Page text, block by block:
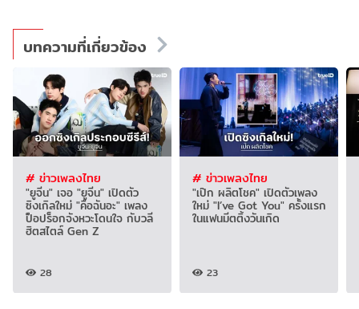
บทความที่เกี่ยวข้อง
# ข่าวเพลงไทย
"ยูจีน" เจอ "ยูจีน" เปิดตัว
ซิงเกิลใหม่ "คือฉันอะ" เพลง
ป็อปร็อกจังหวะโดนใจ กับวลี
ฮิตสไตล์ Gen Z
28
# ข่าวเพลงไทย
"เป๊ก ผลิตโชค" เปิดตัวเพลง
ใหม่ "I’ve Got You" ครั้งแรก
ในแฟนมีตติ้งวันเกิด
23